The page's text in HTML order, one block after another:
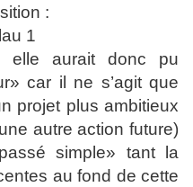
:
elle aurait donc pu
car il ne s’agit que
projet plus ambitieux
autre action future)
simple» tant la
au fond de cette